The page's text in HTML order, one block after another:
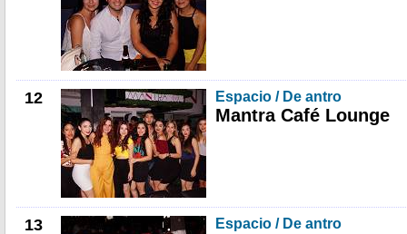
12 Espacio / De antro
Mantra Café Lounge
13 Espacio / De antro